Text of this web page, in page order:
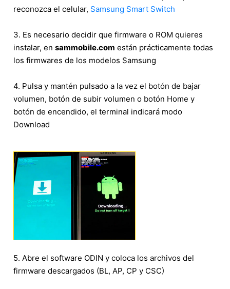
reconozca el celular, Samsung Smart Switch
3. Es necesario decidir que firmware o ROM quieres
instalar, en sammobile.com están prácticamente todas
los firmwares de los modelos Samsung
4. Pulsa y mantén pulsado a la vez el botón de bajar
volumen, botón de subir volumen o botón Home y
botón de encendido, el terminal indicará modo
Download
5. Abre el software ODIN y coloca los archivos del
firmware descargados (BL, AP, CP y CSC)